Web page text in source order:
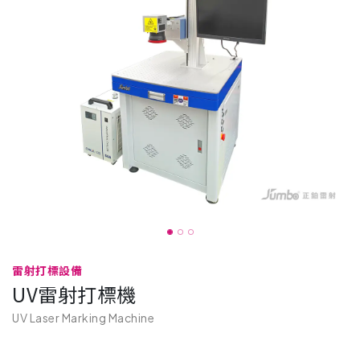
雷射打標設備
UV雷射打標機
UV Laser Marking Machine